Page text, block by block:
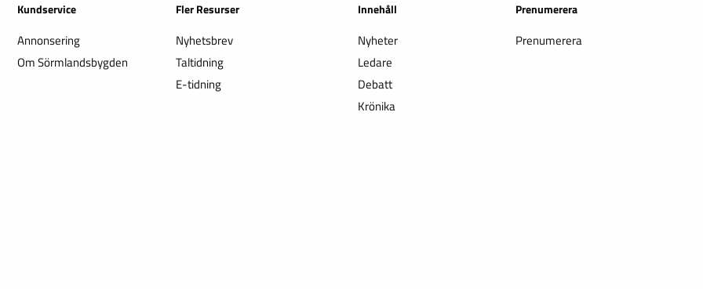
Kundservice
Annonsering
Om Sörmlandsbygden
Fler Resurser
Nyhetsbrev
Taltidning
E-tidning
Innehåll
Nyheter
Ledare
Debatt
Krönika
Prenumerera
Prenumerera